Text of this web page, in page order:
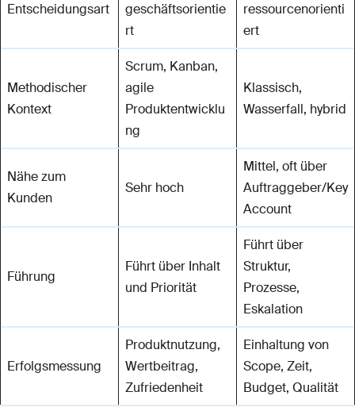
Entscheidungsart
geschäftsorientie
rt
ressourcenorienti
ert
Methodischer
Kontext
Scrum, Kanban,
agile
Produktentwicklu
ng
Klassisch,
Wasserfall, hybrid
Nähe zum
Kunden
Sehr hoch
Mittel, oft über
Auftraggeber/Key
Account
Führung
Führt über Inhalt
und Priorität
Führt über
Struktur,
Prozesse,
Eskalation
Erfolgsmessung
Produktnutzung,
Wertbeitrag,
Zufriedenheit
Einhaltung von
Scope, Zeit,
Budget, Qualität